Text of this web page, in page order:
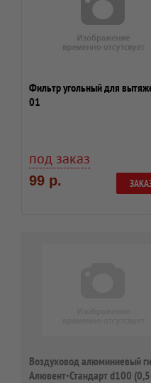
Фильтр угольный для
01
под заказ
99 р.
Воздуховод алюминиевый
Алювент-Стандарт d100